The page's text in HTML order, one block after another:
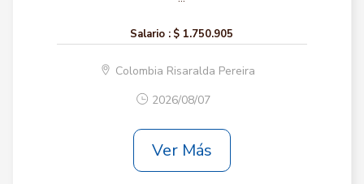
Salario : $ 1.750.905
Colombia Risaralda Pereira
2026/08/07
Ver Más